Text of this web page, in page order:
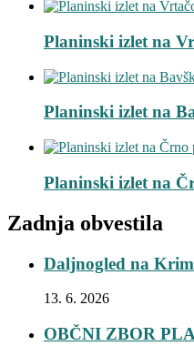
Planinski izlet na
Planinski izlet na
Planinski izlet na
Zadnja obvestila
Daljnogled na
13. 6. 2026
OBČNI ZBOR